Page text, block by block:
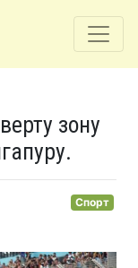
зону
Спорт